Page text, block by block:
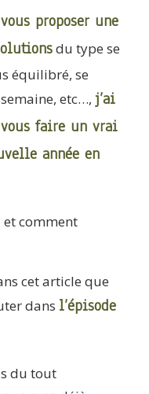
proposer une
du type se
équilibré, se
etc…, j’ai
faire un vrai
année en
et comment
cet article que
dans l’épisode
du tout